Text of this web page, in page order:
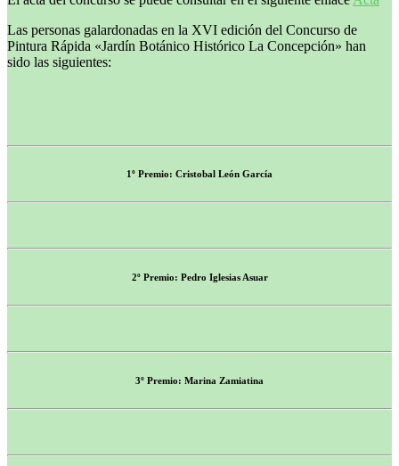
Las personas galardonadas en la XVI edición del Concurso de
Pintura Rápida «Jardín Botánico Histórico La Concepción» han
sido las siguientes:
1º Premio: Cristobal León García
2º Premio: Pedro Iglesias Asuar
3º Premio: Marina Zamiatina